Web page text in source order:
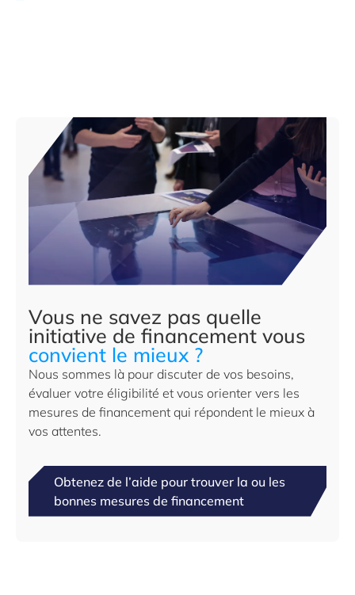
Vous ne savez pas quelle
initiative de financement vous
convient le mieux ?
Nous sommes là pour discuter de vos besoins,
évaluer votre éligibilité et vous orienter vers les
mesures de financement qui répondent le mieux à
vos attentes.
Obtenez de l’aide pour trouver la ou les
bonnes mesures de financement